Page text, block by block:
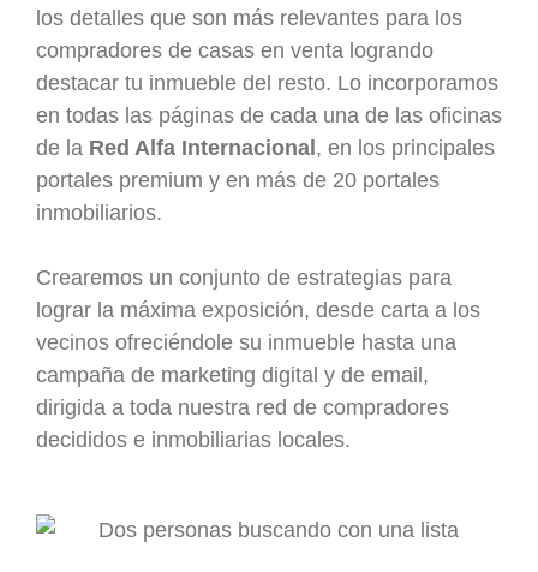
los detalles que son más relevantes para los
compradores de casas en venta logrando
destacar tu inmueble del resto. Lo incorporamos
en todas las páginas de cada una de las oficinas
de la Red Alfa Internacional , en los principales
portales premium y en más de 20 portales
inmobiliarios.
Crearemos un conjunto de estrategias para
lograr la máxima exposición, desde carta a los
vecinos ofreciéndole su inmueble hasta una
campaña de marketing digital y de email,
dirigida a toda nuestra red de compradores
decididos e inmobiliarias locales.